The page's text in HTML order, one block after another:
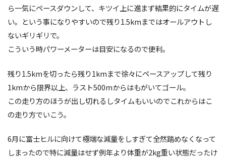
ら一気にペースダウンして、キツイ上に進まず結果的にタイムが遅
い。という事になりやすいので残り1.5kmまではオールアウトし
ないギリギリで。
こういう時パワーメーターは目安になるので便利。
残り1.5kmを切ったら残り1kmまで徐々にペースアップして残り
1kmから限界以上、ラスト500mからはもがいてゴール。
この走り方のほうが出し切れるしタイムもいいのでこれからはこ
の走り方でいこう。
6月に富士ヒルに向けて極端な減量をしすぎて全然踏めなくなって
しまったので特に減量はせず例年より体重が2kg重い状態だったけ